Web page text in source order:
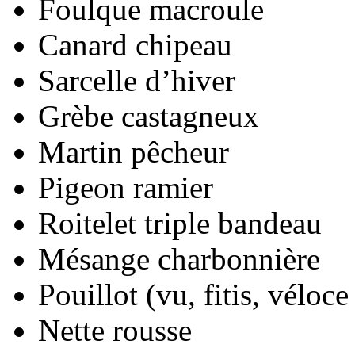
Foulque macroule
Canard chipeau
Sarcelle d’hiver
Grèbe castagneux
Martin pêcheur
Pigeon ramier
Roitelet triple bandeau
Mésange charbonnière
Pouillot (vu, fitis, véloce
Nette rousse